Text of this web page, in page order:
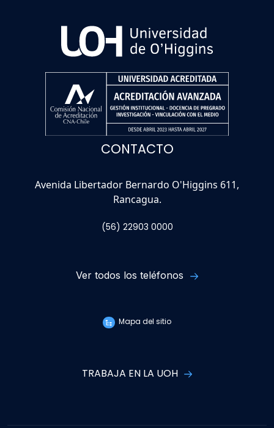
CONTACTO
Avenida Libertador Bernardo O'Higgins 611,
Rancagua.
(56) 22903 0000
Ver todos los teléfonos
Mapa del sitio
TRABAJA EN LA UOH